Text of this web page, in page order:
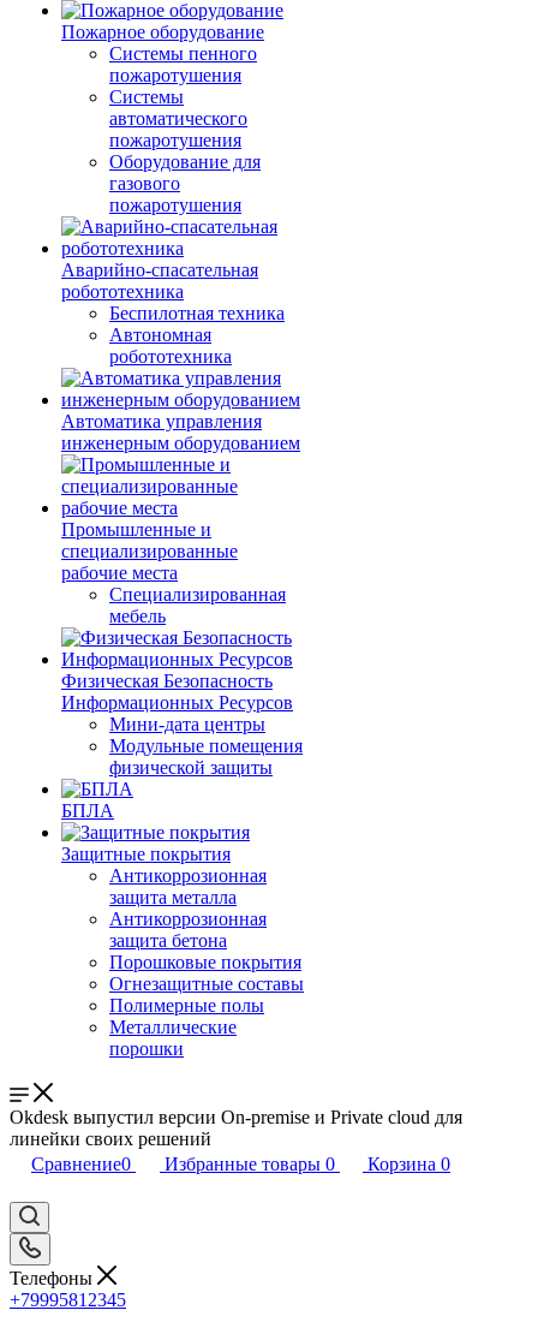
Пожарное оборудование
Системы пенного
пожаротушения
Системы
автоматического
пожаротушения
Оборудование для
газового
пожаротушения
Аварийно-спасательная
робототехника
Беспилотная техника
Автономная
робототехника
Автоматика управления
инженерным оборудованием
Промышленные и
специализированные
рабочие места
Специализированная
мебель
Физическая Безопасность
Информационных Ресурсов
Мини-дата центры
Модульные помещения
физической защиты
БПЛА
Защитные покрытия
Антикоррозионная
защита металла
Антикоррозионная
защита бетона
Порошковые покрытия
Огнезащитные составы
Полимерные полы
Металлические
порошки
Okdesk выпустил версии On-premise и Private cloud для
линейки своих решений
Сравнение0 Избранные товары 0 Корзина 0
Телефоны
+79995812345